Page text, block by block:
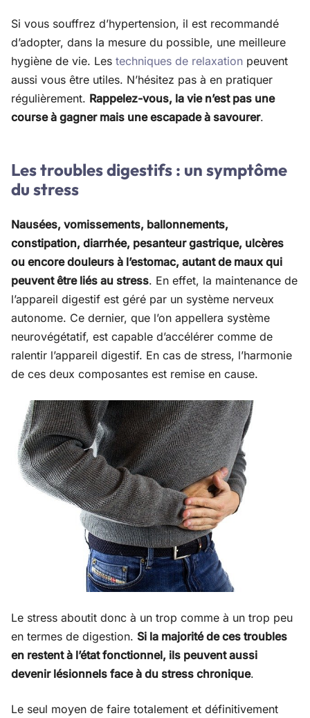
Si vous souffrez d’hypertension, il est recommandé
d’adopter, dans la mesure du possible, une meilleure
hygiène de vie. Les techniques de relaxation peuvent
aussi vous être utiles. N’hésitez pas à en pratiquer
régulièrement. Rappelez-vous, la vie n’est pas une
course à gagner mais une escapade à savourer.
Les troubles digestifs : un symptôme
du stress
Nausées, vomissements, ballonnements,
constipation, diarrhée, pesanteur gastrique, ulcères
ou encore douleurs à l’estomac, autant de maux qui
peuvent être liés au stress. En effet, la maintenance de
l’appareil digestif est géré par un système nerveux
autonome. Ce dernier, que l’on appellera système
neurovégétatif, est capable d’accélérer comme de
ralentir l’appareil digestif. En cas de stress, l’harmonie
de ces deux composantes est remise en cause.
Le stress aboutit donc à un trop comme à un trop peu
en termes de digestion. Si la majorité de ces troubles
en restent à l’état fonctionnel, ils peuvent aussi
devenir lésionnels face à du stress chronique.
Le seul moyen de faire totalement et définitivement